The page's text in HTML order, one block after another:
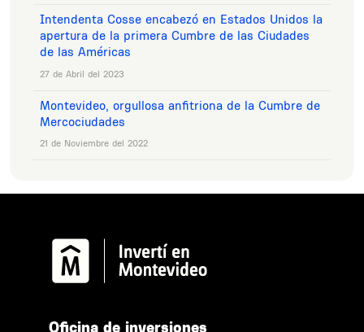
Intendenta Cosse encabezó en Estados Unidos la
apertura de la primera Cumbre de las Ciudades
de las Américas
27 de Abril del 2023
Montevideo, orgullosa anfitriona de la Cumbre de
Mercociudades
21 de Noviembre del 2022
Oﬁcina de inversiones